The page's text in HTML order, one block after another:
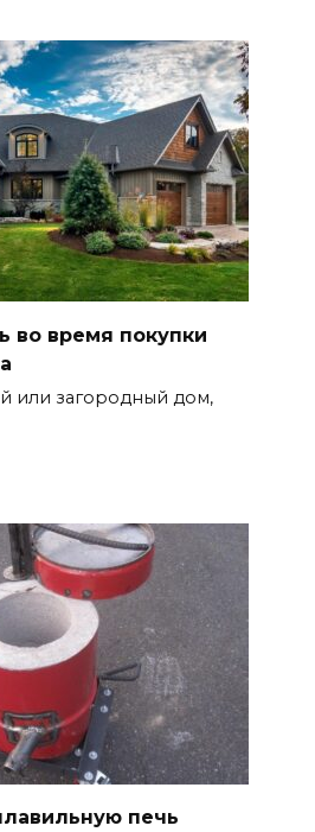
во время покупки
или загородный дом,
печь